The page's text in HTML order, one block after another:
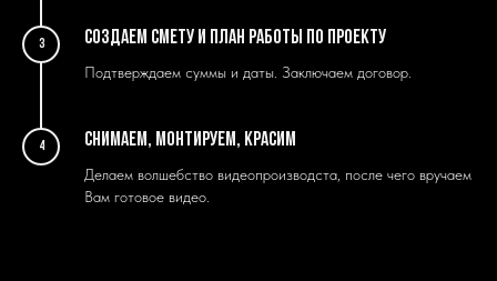
3 Создаем смету и план работы по проекту
Подтверждаем суммы и даты. Заключаем договор.
4 Снимаем, монтируем, красим
Делаем волшебство видеопроизводста, после чего вручаем
Вам готовое видео.